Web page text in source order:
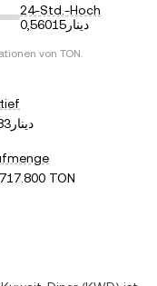
24-Std.-Hoch
دينار0,56015
von TON.
دينار0,16583
TON